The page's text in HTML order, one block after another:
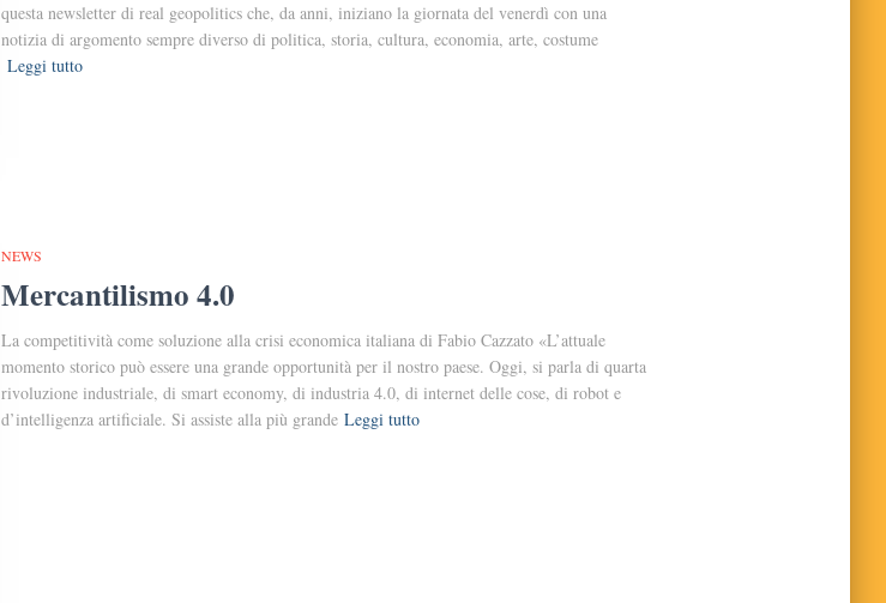
questa newsletter di real geopolitics che, da anni, iniziano la giornata del venerdì con una
notizia di argomento sempre diverso di politica, storia, cultura, economia, arte, costume
Leggi tutto
NEWS
Mercantilismo 4.0
La competitività come soluzione alla crisi economica italiana di Fabio Cazzato «L’attuale
momento storico può essere una grande opportunità per il nostro paese. Oggi, si parla di quarta
rivoluzione industriale, di smart economy, di industria 4.0, di internet delle cose, di robot e
d’intelligenza artificiale. Si assiste alla più grande Leggi tutto